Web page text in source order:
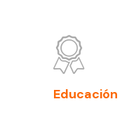
Educación